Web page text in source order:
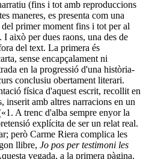
(fins i tot amb reproduccions
maneres, es presenta com una
primer moment fins i tot per al
I això per dues raons, una des de
del text. La primera és
sense encapçalament ni
en la progressió d'una història-
conclusiu obertament literari.
física d'aquest escrit, recollit en
inserit amb altres narracions en un
A trenc d'alba sempre enyor la
explícita de ser un relat real.
però Carme Riera complica les
llibre, Jo pos per testimoni les
vegada, a la primera pàgina,